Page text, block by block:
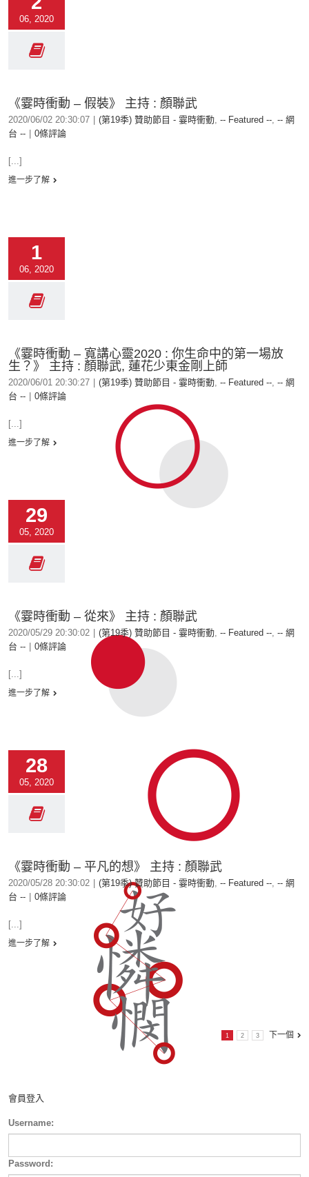
06, 2020
《霎時衝動 – 假裝》 主持 : 顏聯武
2020/06/02 20:30:07 (第19季) 贊助節目 - 霎時衝動, -- Featured --, -- 網
台 --
0條評論
[...]
進一步了解
1
06, 2020
《霎時衝動 – 寬講心靈2020 : 你生命中的第一場放
生？》 主持 : 顏聯武, 蓮花少東金剛上師
2020/06/01 20:30:27 (第19季) 贊助節目 - 霎時衝動, -- Featured --, -- 網
台 --
0條評論
[...]
進一步了解
29
05, 2020
《霎時衝動 – 從來》 主持 : 顏聯武
2020/05/29 20:30:02 (第19季) 贊助節目 - 霎時衝動, -- Featured --, -- 網
台 --
0條評論
[...]
進一步了解
28
05, 2020
《霎時衝動 – 平凡的想》 主持 : 顏聯武
2020/05/28 20:30:02 (第19季) 贊助節目 - 霎時衝動, -- Featured --, -- 網
台 --
0條評論
[...]
進一步了解
1 2 3 下一個
會員登入
Username:
Password: